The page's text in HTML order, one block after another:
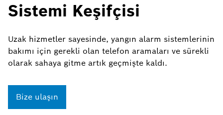
Sistemi Keşifçisi
Uzak hizmetler sayesinde, yangın alarm sistemlerinin
bakımı için gerekli olan telefon aramaları ve sürekli
olarak sahaya gitme artık geçmişte kaldı.
Bize ulaşın